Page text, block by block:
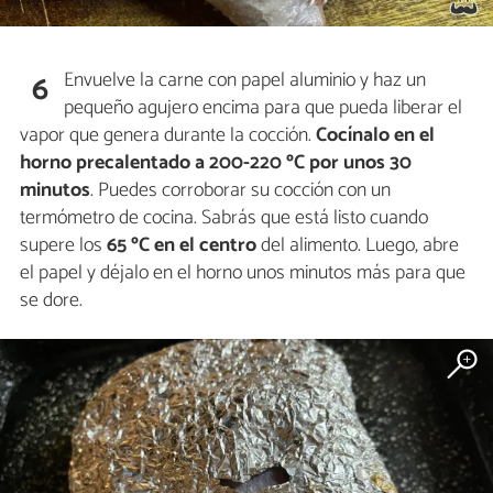
6 Envuelve la carne con papel aluminio y haz un
pequeño agujero encima para que pueda liberar el
vapor que genera durante la cocción.Cocínalo en el
horno precalentado a 200-220 ºC por unos 30
minutos. Puedes corroborar su cocción con un
termómetro de cocina. Sabrás que está listo cuando
supere los65 ºC en el centrodel alimento. Luego, abre
el papel y déjalo en el horno unos minutos más para que
se dore.